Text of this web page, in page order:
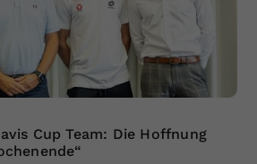
Cup Team: Die Hoffnung